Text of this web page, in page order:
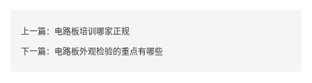
上一篇： 电路板培训哪家正规
下一篇： 电路板外观检验的重点有哪些